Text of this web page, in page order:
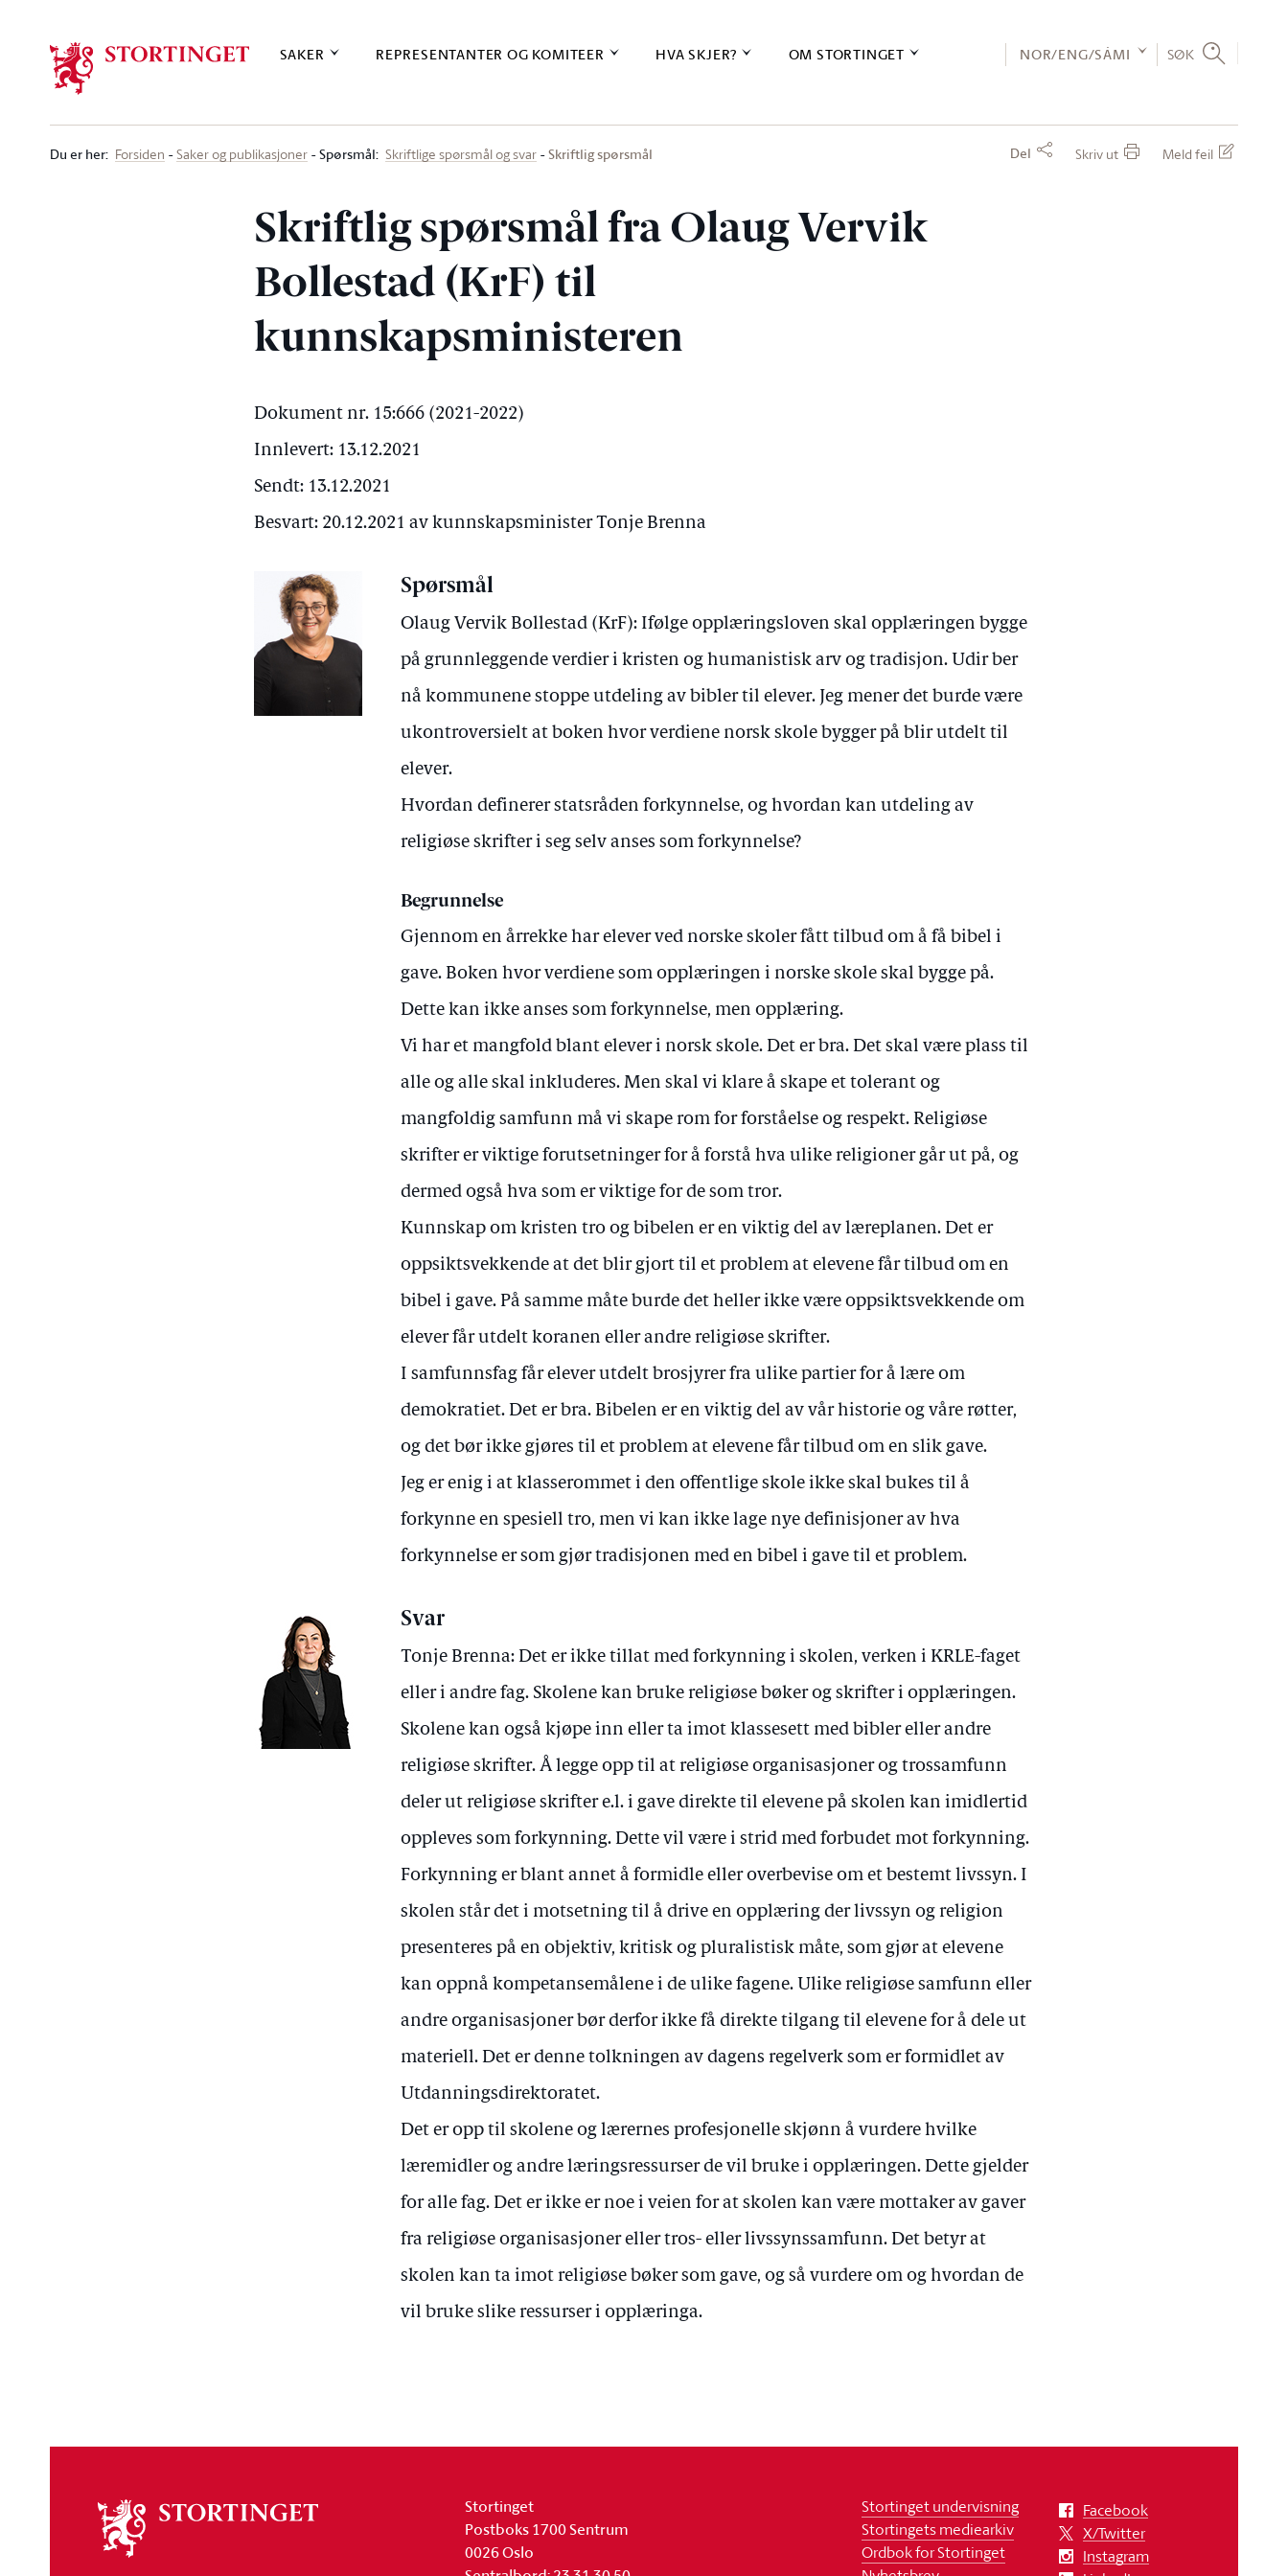
SAKER REPRESENTANTER OG KOMITEER HVA SKJER? OM STORTINGET NOR/ENG/SÁMI SØK
Du er her: Forsiden Saker og publikasjoner Spørsmål: Skriftlige spørsmål og svar Skriftlig spørsmål Del Skriv ut Meld feil
Skriftlig spørsmål fra Olaug Vervik
Bollestad (KrF) til
kunnskapsministeren
Dokument nr. 15:666 (2021-2022)
Innlevert: 13.12.2021
Sendt: 13.12.2021
Besvart: 20.12.2021 av kunnskapsminister Tonje Brenna
Spørsmål
Olaug Vervik Bollestad (KrF): Ifølge opplæringsloven skal opplæringen bygge
på grunnleggende verdier i kristen og humanistisk arv og tradisjon. Udir ber
nå kommunene stoppe utdeling av bibler til elever. Jeg mener det burde være
ukontroversielt at boken hvor verdiene norsk skole bygger på blir utdelt til
elever.
Hvordan definerer statsråden forkynnelse, og hvordan kan utdeling av
religiøse skrifter i seg selv anses som forkynnelse?
Begrunnelse
Gjennom en årrekke har elever ved norske skoler fått tilbud om å få bibel i
gave. Boken hvor verdiene som opplæringen i norske skole skal bygge på.
Dette kan ikke anses som forkynnelse, men opplæring.
Vi har et mangfold blant elever i norsk skole. Det er bra. Det skal være plass til
alle og alle skal inkluderes. Men skal vi klare å skape et tolerant og
mangfoldig samfunn må vi skape rom for forståelse og respekt. Religiøse
skrifter er viktige forutsetninger for å forstå hva ulike religioner går ut på, og
dermed også hva som er viktige for de som tror.
Kunnskap om kristen tro og bibelen er en viktig del av læreplanen. Det er
oppsiktsvekkende at det blir gjort til et problem at elevene får tilbud om en
bibel i gave. På samme måte burde det heller ikke være oppsiktsvekkende om
elever får utdelt koranen eller andre religiøse skrifter.
I samfunnsfag får elever utdelt brosjyrer fra ulike partier for å lære om
demokratiet. Det er bra. Bibelen er en viktig del av vår historie og våre røtter,
og det bør ikke gjøres til et problem at elevene får tilbud om en slik gave.
Jeg er enig i at klasserommet i den offentlige skole ikke skal bukes til å
forkynne en spesiell tro, men vi kan ikke lage nye definisjoner av hva
forkynnelse er som gjør tradisjonen med en bibel i gave til et problem.
Svar
Tonje Brenna: Det er ikke tillat med forkynning i skolen, verken i KRLE-faget
eller i andre fag. Skolene kan bruke religiøse bøker og skrifter i opplæringen.
Skolene kan også kjøpe inn eller ta imot klassesett med bibler eller andre
religiøse skrifter. Å legge opp til at religiøse organisasjoner og trossamfunn
deler ut religiøse skrifter e.l. i gave direkte til elevene på skolen kan imidlertid
oppleves som forkynning. Dette vil være i strid med forbudet mot forkynning.
Forkynning er blant annet å formidle eller overbevise om et bestemt livssyn. I
skolen står det i motsetning til å drive en opplæring der livssyn og religion
presenteres på en objektiv, kritisk og pluralistisk måte, som gjør at elevene
kan oppnå kompetansemålene i de ulike fagene. Ulike religiøse samfunn eller
andre organisasjoner bør derfor ikke få direkte tilgang til elevene for å dele ut
materiell. Det er denne tolkningen av dagens regelverk som er formidlet av
Utdanningsdirektoratet.
Det er opp til skolene og lærernes profesjonelle skjønn å vurdere hvilke
læremidler og andre læringsressurser de vil bruke i opplæringen. Dette gjelder
for alle fag. Det er ikke er noe i veien for at skolen kan være mottaker av gaver
fra religiøse organisasjoner eller tros- eller livssynssamfunn. Det betyr at
skolen kan ta imot religiøse bøker som gave, og så vurdere om og hvordan de
vil bruke slike ressurser i opplæringa.
stortinget
Stortinget
Postboks 1700 Sentrum
0026 Oslo
Stortinget undervisning
Stortingets mediearkiv
Ordbok for Stortinget
Facebook
X/Twitter
Instagram